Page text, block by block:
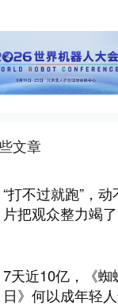
文章
“打不过就跑”，
片把观众整力竭了
7天近10亿，《蜘
日》何以成年轻人